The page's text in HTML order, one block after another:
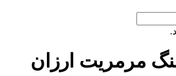
مرمریت ارزان